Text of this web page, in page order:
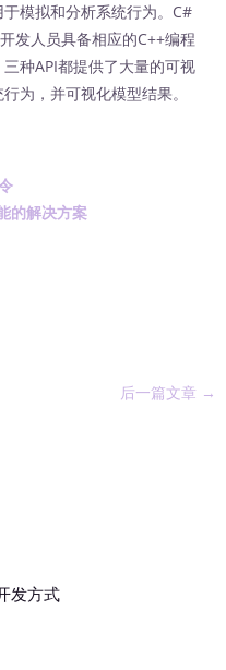
模拟和分析系统行为。C#
发人员具备相应的C++编程
种API都提供了大量的可视
为，并可视化模型结果。
的解决方案
后一篇文章 →
发方式